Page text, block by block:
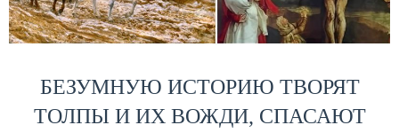
БЕЗУМНУЮ ИСТОРИЮ ТВОРЯТ
ТОЛПЫ И ИХ ВОЖДИ, СПАСАЮТ